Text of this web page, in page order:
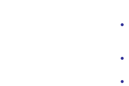
●
●
●